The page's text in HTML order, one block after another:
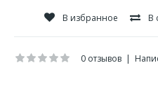
В избранное В
0 отзывов |